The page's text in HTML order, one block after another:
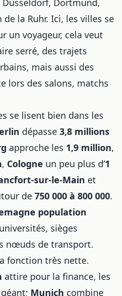
Düsseldorf, Dortmund,
la Ruhr. Ici, les villes se
un voyageur, cela veut
serré, des trajets
mais aussi des
lors des salons, matchs
se lisent bien dans les
dépasse 3,8 millions
approche les 1,9 million,
, Cologne un peu plus d’1
sur-le-Main et
de 750 000 à 800 000.
population
sièges
nœuds de transport.
fonction très nette.
attire pour la finance, les
Munich combine